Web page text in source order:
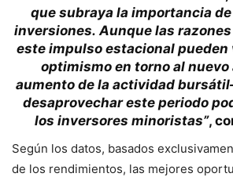
que subraya la importancia
inversiones. Aunque las
este impulso estacional pueden
optimismo en torno al nuevo
aumento de la actividad
desaprovechar este periodo
los inversores minoristas”,
Según los datos, basados
de los rendimientos, las mejores